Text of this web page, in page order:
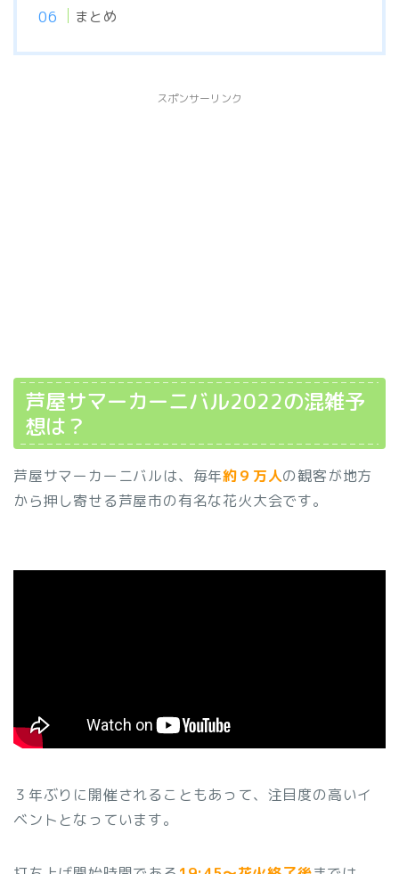
まとめ
スポンサーリンク
芦屋サマーカーニバル2022の混雑予
想は？
芦屋サマーカーニバルは、毎年約９万人の観客が地方
から押し寄せる芦屋市の有名な花火大会です。
３年ぶりに開催されることもあって、注目度の高いイ
ベントとなっています。